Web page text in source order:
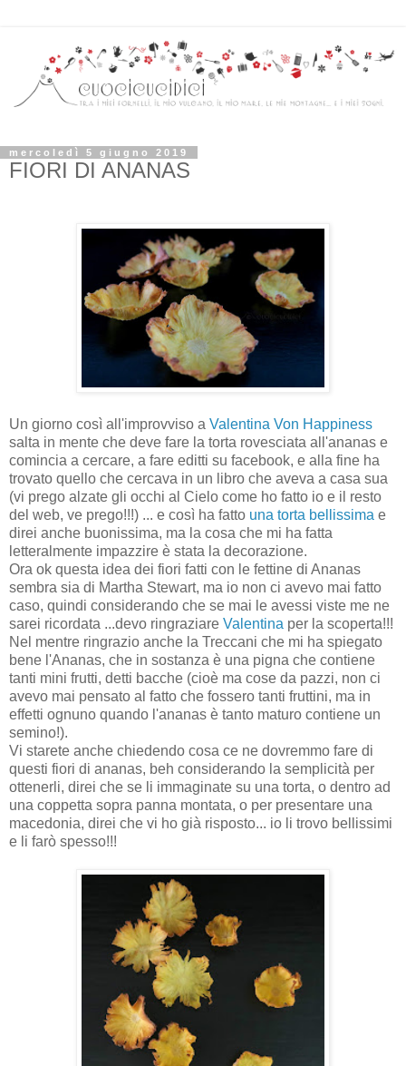
mercoledì 5 giugno 2019
FIORI DI ANANAS
Un giorno così all'improvviso a Valentina Von Happiness
salta in mente che deve fare la torta rovesciata all'ananas e
comincia a cercare, a fare editti su facebook, e alla fine ha
trovato quello che cercava in un libro che aveva a casa sua
(vi prego alzate gli occhi al Cielo come ho fatto io e il resto
del web, ve prego!!!) ... e così ha fatto una torta bellissima e
direi anche buonissima, ma la cosa che mi ha fatta
letteralmente impazzire è stata la decorazione.
Ora ok questa idea dei fiori fatti con le fettine di Ananas
sembra sia di Martha Stewart, ma io non ci avevo mai fatto
caso, quindi considerando che se mai le avessi viste me ne
sarei ricordata ...devo ringraziare Valentina per la scoperta!!!
Nel mentre ringrazio anche la Treccani che mi ha spiegato
bene l'Ananas, che in sostanza è una pigna che contiene
tanti mini frutti, detti bacche (cioè ma cose da pazzi, non ci
avevo mai pensato al fatto che fossero tanti fruttini, ma in
effetti ognuno quando l'ananas è tanto maturo contiene un
semino!).
Vi starete anche chiedendo cosa ce ne dovremmo fare di
questi fiori di ananas, beh considerando la semplicità per
ottenerli, direi che se li immaginate su una torta, o dentro ad
una coppetta sopra panna montata, o per presentare una
macedonia, direi che vi ho già risposto... io li trovo bellissimi
e li farò spesso!!!